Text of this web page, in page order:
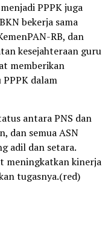
PPPK juga
bekerja sama
RB, dan
kesejahteraan guru
memberikan
dalam
antara PNS dan
dan semua ASN
adil dan setara.
meningkatkan kinerja
tugasnya.(red)